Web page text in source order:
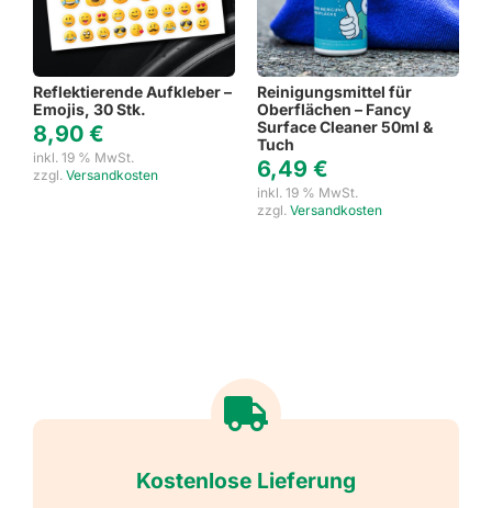
Reflektierende Aufkleber –
Emojis, 30 Stk.
8,90 €
inkl. 19 % MwSt.
zzgl. Versandkosten
Reinigungsmittel für
Oberflächen – Fancy
Surface Cleaner 50ml &
Tuch
6,49 €
inkl. 19 % MwSt.
zzgl. Versandkosten
Kostenlose Lieferung